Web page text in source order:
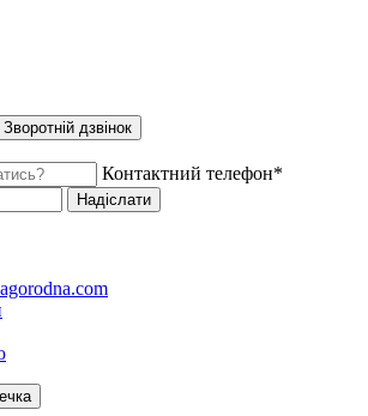
Зворотній дзвінок
Контактний телефон*
Надіслати